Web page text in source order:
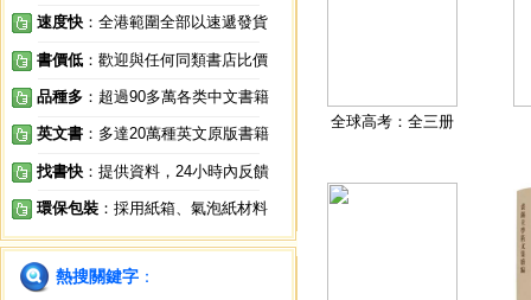
速度快 ：全港範圍全部以速遞發貨
書價低 ：歡迎與任何同類書店比價
品種多 ：超過90多萬各类中文書籍
英文書 ：多達20萬種英文原版書籍
找書快 ：提供資料，24小時內反饋
環保包裝 ：採用紙箱、氣泡紙材料
熱搜關鍵字 ：
全球高考：全三册